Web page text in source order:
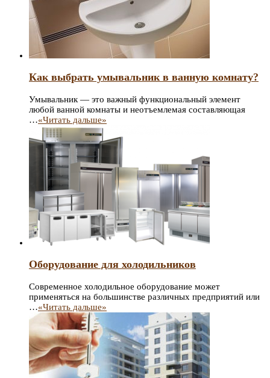
Как выбрать умывальник в ванную комнату?
Умывальник — это важный функциональный элемент
любой ванной комнаты и неотъемлемая составляющая
…«Читать дальше»
Оборудование для холодильников
Современное холодильное оборудование может
применяться на большинстве различных предприятий или
…«Читать дальше»